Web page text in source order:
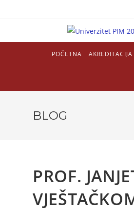
POČETNA AKREDITACIJA
BLOG
PROF.